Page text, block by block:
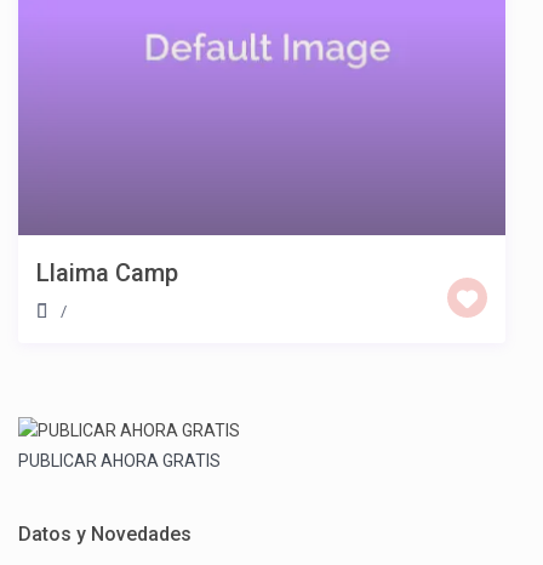
Llaima Camp
/
PUBLICAR AHORA GRATIS
Datos y Novedades